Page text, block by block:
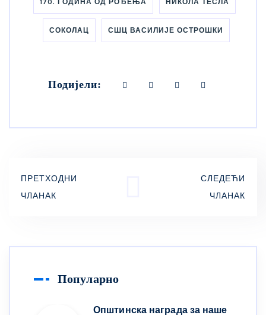
170. ГОДИНА ОД РОЂЕЊА НИКОЛА ТЕСЛА
СОКОЛАЦ СШЦ ВАСИЛИЈЕ ОСТРОШКИ
Подијели:
ПРЕТХОДНИ
ЧЛАНАК
СЛЕДЕЋИ
ЧЛАНАК
Популарно
Општинска награда за наше